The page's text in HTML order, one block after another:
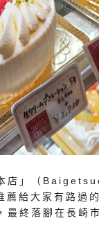
店」（
給大家有路過
最終落腳在長崎